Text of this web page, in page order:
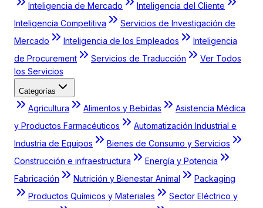
Inteligencia de Mercado
Inteligencia del Cliente
Inteligencia Competitiva
Servicios de Investigación de
Mercado
Inteligencia de los Empleados
Inteligencia
de Procurement
Servicios de Traducción
Ver Todos
los Servicios
Categorías
Agricultura Alimentos y Bebidas
Asistencia Médica
y Productos Farmacéuticos
Automatización Industrial e
Industria de Equipos
Bienes de Consumo y Servicios
Construcción e infraestructura
Energía y Potencia
Fabricación
Nutrición y Bienestar Animal
Packaging
Productos Químicos y Materiales
Sector Eléctrico y